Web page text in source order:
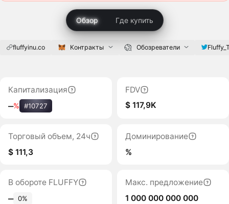
Обзор Где купить
fluffyinu.co Контракты Обозреватели
Капитализация
‒% #10727
FDV
$ 117,9K
Торговый объем, 24ч
$ 111,3
Доминирование
%
В обороте FLUFFY
‒ 0%
Макс. предложение
1 000 000 000 000